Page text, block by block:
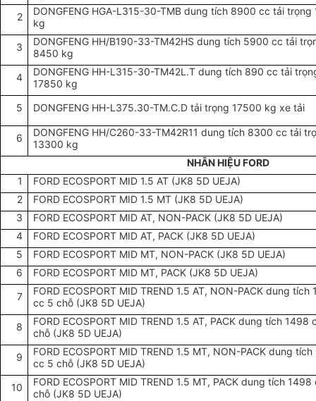
2
DONGFENG HGA-L315-30-TMB dung tích 8900 cc tải trọng
kg
3
DONGFENG HH/B190-33-TM42HS dung tích 5900 cc tải
8450 kg
4
DONGFENG HH-L315-30-TM42L.T dung tích 890 cc tải
17850 kg
5
DONGFENG HH-L375.30-TM.C.D tải trọng 17500 kg xe tải
6
DONGFENG HH/C260-33-TM42R11 dung tích 8300 cc tải
13300 kg
NHÃN HIỆU FORD
1
FORD ECOSPORT MID 1.5 AT (JK8 5D UEJA)
2
FORD ECOSPORT MID 1.5 MT (JK8 5D UEJA)
3
FORD ECOSPORT MID AT, NON-PACK (JK8 5D UEJA)
4
FORD ECOSPORT MID AT, PACK (JK8 5D UEJA)
5
FORD ECOSPORT MID MT, NON-PACK (JK8 5D UEJA)
6
FORD ECOSPORT MID MT, PACK (JK8 5D UEJA)
7
FORD ECOSPORT MID TREND 1.5 AT, NON-PACK dung tích
cc 5 chỗ (JK8 5D UEJA)
8
FORD ECOSPORT MID TREND 1.5 AT, PACK dung tích 1498
chỗ (JK8 5D UEJA)
9
FORD ECOSPORT MID TREND 1.5 MT, NON-PACK dung
cc 5 chỗ (JK8 5D UEJA)
10
FORD ECOSPORT MID TREND 1.5 MT, PACK dung tích
chỗ (JK8 5D UEJA)